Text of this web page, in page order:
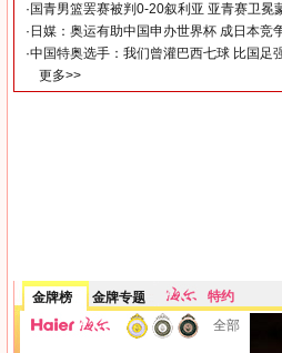
· 国青男篮罢赛被判0-20叙利亚 亚青赛卫冕
· 日媒：奥运有助中国申办世界杯 成日本竞
·中国特奥选手：我们曾灌巴西七球 比国足
更多>>
金牌榜 金牌专题 特约
全部